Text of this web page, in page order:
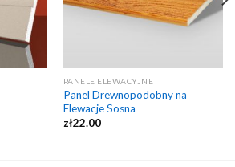
PANELE ELEWACYJNE
Panel Drewnopodobny na
Elewacje Sosna
zł22.00